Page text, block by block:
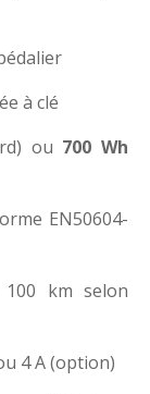
à clé
ou 700 Wh
EN50604-
100 km selon
4 A (option)